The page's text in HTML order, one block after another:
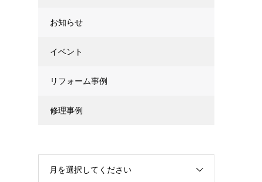
お知らせ
イベント
リフォーム事例
修理事例
月を選択してください